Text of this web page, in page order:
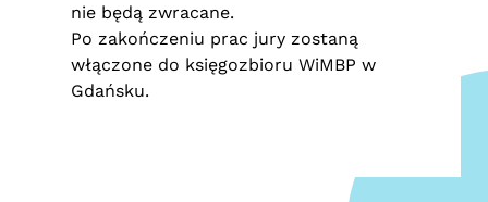
nie będą zwracane.
Po zakończeniu prac jury zostaną
włączone do księgozbioru WiMBP w
Gdańsku.